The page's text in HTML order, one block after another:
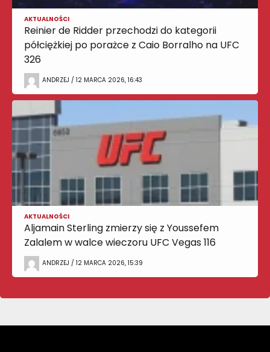
AKTUALNOŚCI
Reinier de Ridder przechodzi do kategorii
półciężkiej po porażce z Caio Borralho na UFC
326
ANDRZEJ / 12 MARCA 2026, 16:43
AKTUALNOŚCI
Aljamain Sterling zmierzy się z Youssefem
Zalalem w walce wieczoru UFC Vegas 116
ANDRZEJ / 12 MARCA 2026, 15:39